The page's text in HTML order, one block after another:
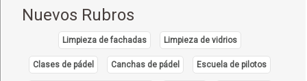
Nuevos Rubros
Limpieza de fachadas Limpieza de vidrios
Clases de pádel Canchas de pádel Escuela de pilotos